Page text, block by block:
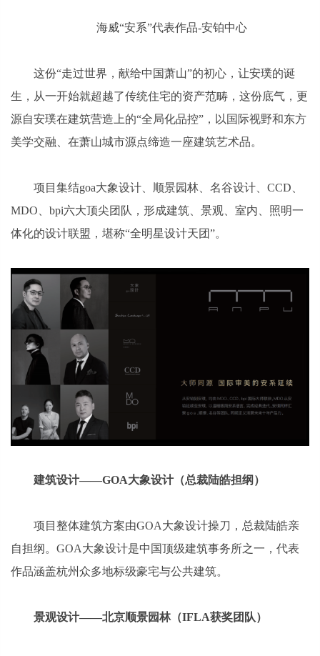
海威“安系”代表作品-安铂中心
这份“走过世界，献给中国萧山”的初心，让安璞的诞
生，从一开始就超越了传统住宅的资产范畴，这份底气，更
源自安璞在建筑营造上的“全局化品控”，以国际视野和东方
美学交融、在萧山城市源点缔造一座建筑艺术品。
项目集结goa大象设计、顺景园林、名谷设计、CCD、
MDO、bpi六大顶尖团队，形成建筑、景观、室内、照明一
体化的设计联盟，堪称“全明星设计天团”。
建筑设计——GOA大象设计（总裁陆皓担纲）
项目整体建筑方案由GOA大象设计操刀，总裁陆皓亲
自担纲。GOA大象设计是中国顶级建筑事务所之一，代表
作品涵盖杭州众多地标级豪宅与公共建筑。
景观设计——北京顺景园林（IFLA获奖团队）